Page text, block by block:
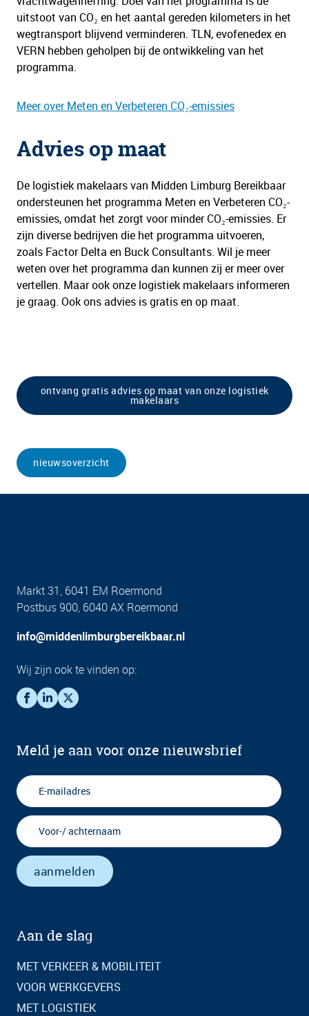
uitstoot van CO₂ en het aantal gereden kilometers in het
wegtransport blijvend verminderen. TLN, evofenedex en
VERN hebben geholpen bij de ontwikkeling van het
programma.
Meer over Meten en Verbeteren CO₂-emissies
Advies op maat
De logistiek makelaars van Midden Limburg Bereikbaar
ondersteunen het programma Meten en Verbeteren CO₂-
emissies, omdat het zorgt voor minder CO₂-emissies. Er
zijn diverse bedrijven die het programma uitvoeren,
zoals Factor Delta en Buck Consultants. Wil je meer
weten over het programma dan kunnen zij er meer over
vertellen. Maar ook onze logistiek makelaars informeren
je graag. Ook ons advies is gratis en op maat.
ontvang gratis advies op maat van onze logistiek
makelaars
nieuwsoverzicht
Markt 31, 6041 EM Roermond
Postbus 900, 6040 AX Roermond
info@middenlimburgbereikbaar.nl
Wij zijn ook te vinden op:
Meld je aan voor onze nieuwsbrief
Aan de slag
MET VERKEER & MOBILITEIT
VOOR WERKGEVERS
MET LOGISTIEK